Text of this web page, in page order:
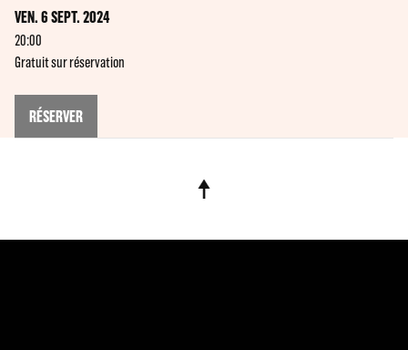
VEN. 6 SEPT. 2024
20:00
Gratuit sur réservation
RÉSERVER